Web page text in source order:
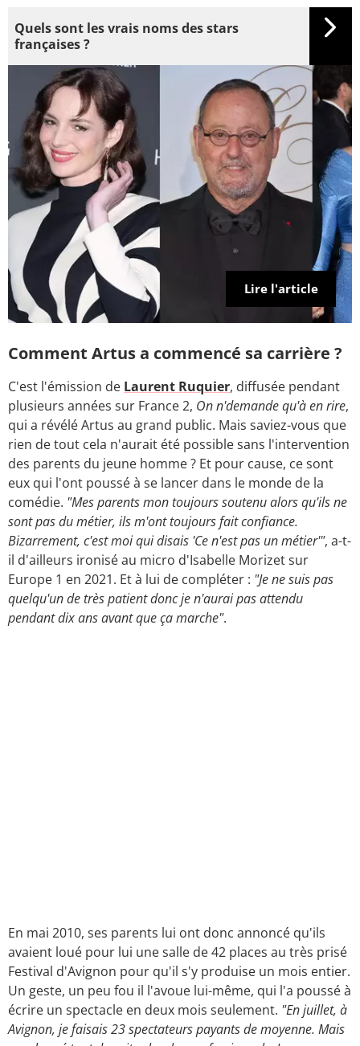
Lire l'article
Quels sont les vrais noms des stars
françaises ?
Comment Artus a commencé sa carrière ?
C'est l'émission de Laurent Ruquier, diffusée pendant
plusieurs années sur France 2, On n'demande qu'à en rire,
qui a révélé Artus au grand public. Mais saviez-vous que
rien de tout cela n'aurait été possible sans l'intervention
des parents du jeune homme ? Et pour cause, ce sont
eux qui l'ont poussé à se lancer dans le monde de la
comédie. "Mes parents mon toujours soutenu alors qu'ils ne
sont pas du métier, ils m'ont toujours fait confiance.
Bizarrement, c'est moi qui disais 'Ce n'est pas un métier'", a-t-
il d'ailleurs ironisé au micro d'Isabelle Morizet sur
Europe 1 en 2021. Et à lui de compléter : "Je ne suis pas
quelqu'un de très patient donc je n'aurai pas attendu
pendant dix ans avant que ça marche".
En mai 2010, ses parents lui ont donc annoncé qu'ils
avaient loué pour lui une salle de 42 places au très prisé
Festival d'Avignon pour qu'il s'y produise un mois entier.
Un geste, un peu fou il l'avoue lui-même, qui l'a poussé à
écrire un spectacle en deux mois seulement. "En juillet, à
Avignon, je faisais 23 spectateurs payants de moyenne. Mais